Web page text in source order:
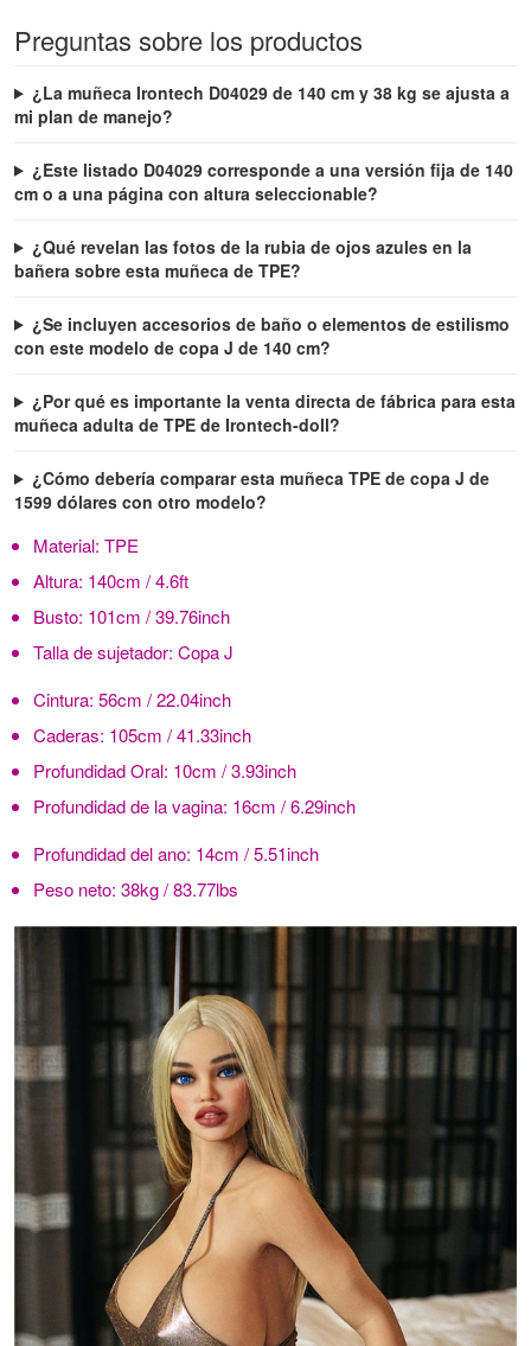
Preguntas sobre los productos
¿La muñeca Irontech D04029 de 140 cm y 38 kg se ajusta a
mi plan de manejo?
¿Este listado D04029 corresponde a una versión fija de 140
cm o a una página con altura seleccionable?
¿Qué revelan las fotos de la rubia de ojos azules en la
bañera sobre esta muñeca de TPE?
¿Se incluyen accesorios de baño o elementos de estilismo
con este modelo de copa J de 140 cm?
¿Por qué es importante la venta directa de fábrica para esta
muñeca adulta de TPE de Irontech-doll?
¿Cómo debería comparar esta muñeca TPE de copa J de
1599 dólares con otro modelo?
Material: TPE
Altura: 140cm / 4.6ft
Busto: 101cm / 39.76inch
Talla de sujetador: Copa J
Cintura: 56cm / 22.04inch
Caderas: 105cm / 41.33inch
Profundidad Oral: 10cm / 3.93inch
Profundidad de la vagina: 16cm / 6.29inch
Profundidad del ano: 14cm / 5.51inch
Peso neto: 38kg / 83.77lbs